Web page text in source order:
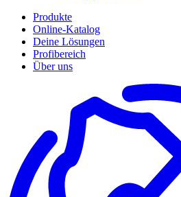
Produkte
Online-Katalog
Deine Lösungen
Profibereich
Über uns